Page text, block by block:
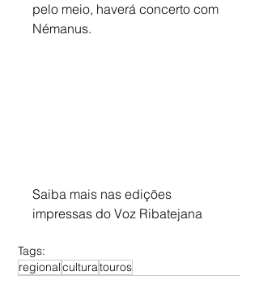
pelo meio, haverá concerto com
Némanus.
Saiba mais nas edições
impressas do Voz Ribatejana
Tags:
regionalculturatouros